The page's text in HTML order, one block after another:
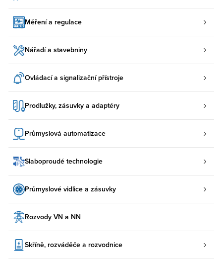
Měření a regulace
Nářadí a stavebniny
Ovládací a signalizační přístroje
Prodlužky, zásuvky a adaptéry
Průmyslová automatizace
Slaboproudé technologie
Průmyslové vidlice a zásuvky
Rozvody VN a NN
Skříně, rozváděče a rozvodnice